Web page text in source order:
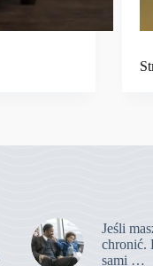
Jeśli
chronić.
sami …